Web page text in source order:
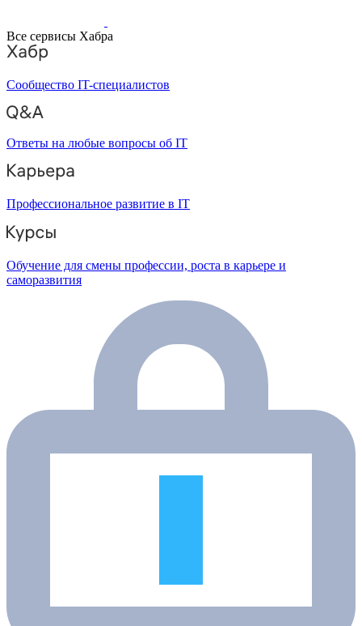
Все сервисы Хабра
Сообщество IT-специалистов
Ответы на любые вопросы об IT
Профессиональное развитие в IT
Обучение для смены профессии, роста в карьере и
саморазвития